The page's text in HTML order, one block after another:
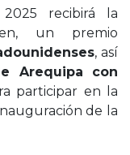
recibirá la
un premio
, así
Arequipa con
participar en la
de la